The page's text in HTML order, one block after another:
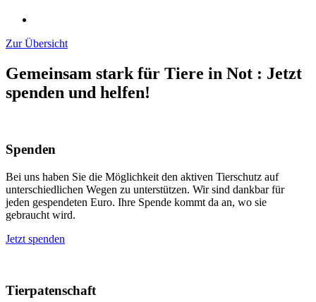
Zur Übersicht
Gemeinsam stark für Tiere in Not : Jetzt
spenden und helfen!
Spenden
Bei uns haben Sie die Möglichkeit den aktiven Tierschutz auf
unterschiedlichen Wegen zu unterstützen. Wir sind dankbar für
jeden gespendeten Euro. Ihre Spende kommt da an, wo sie
gebraucht wird.
Jetzt spenden
Tierpatenschaft